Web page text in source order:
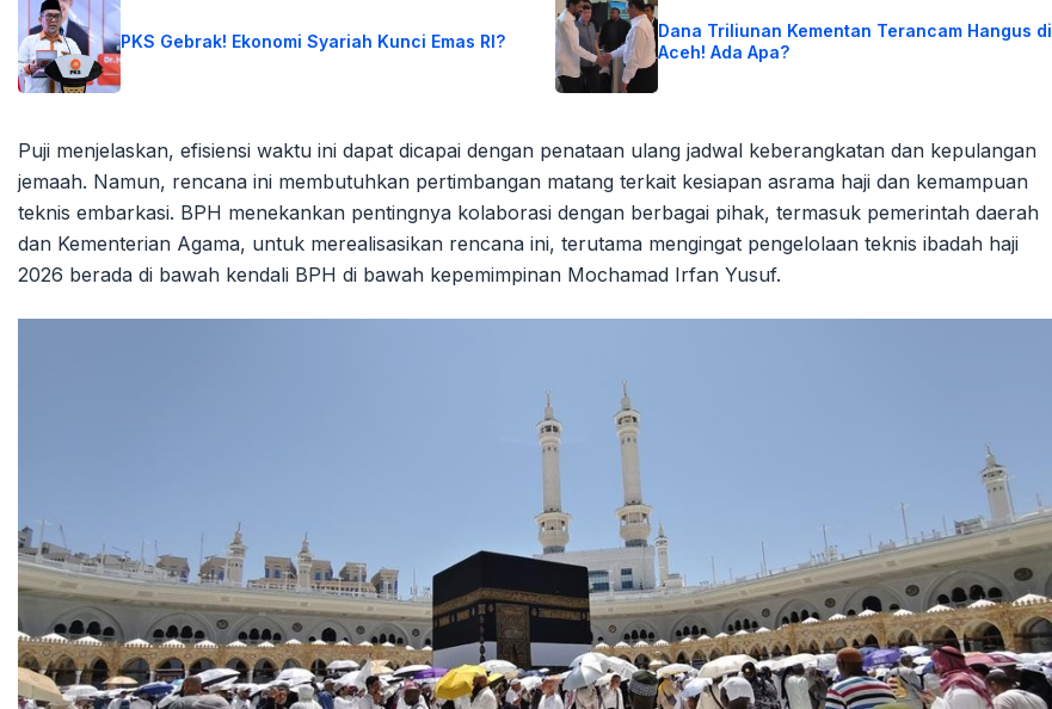
PKS Gebrak! Ekonomi Syariah Kunci Emas RI?
Dana Triliunan Kementan Terancam Hangus di
Aceh! Ada Apa?
Puji menjelaskan, efisiensi waktu ini dapat dicapai dengan penataan ulang jadwal keberangkatan dan kepulangan
jemaah. Namun, rencana ini membutuhkan pertimbangan matang terkait kesiapan asrama haji dan kemampuan
teknis embarkasi. BPH menekankan pentingnya kolaborasi dengan berbagai pihak, termasuk pemerintah daerah
dan Kementerian Agama, untuk merealisasikan rencana ini, terutama mengingat pengelolaan teknis ibadah haji
2026 berada di bawah kendali BPH di bawah kepemimpinan Mochamad Irfan Yusuf.